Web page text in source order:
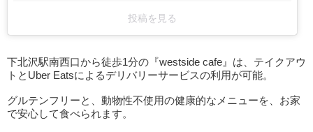
投稿を見る
下北沢駅南西口から徒歩1分の『westside cafe』は、テイクアウ
トとUber Eatsによるデリバリーサービスの利用が可能。
グルテンフリーと、動物性不使用の健康的なメニューを、お家
で安心して食べられます。